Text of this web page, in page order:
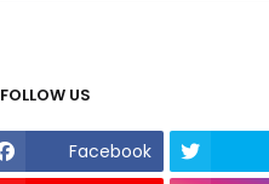
FOLLOW US
Facebook